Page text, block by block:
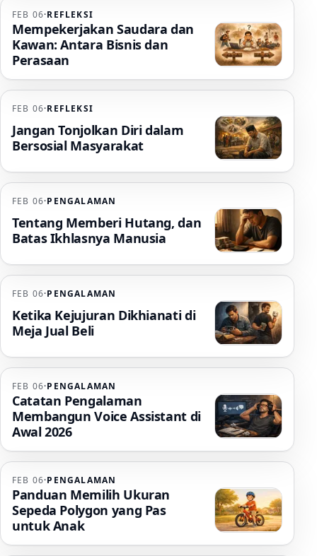
FEB 06·REFLEKSI
Mempekerjakan Saudara dan
Kawan: Antara Bisnis dan
Perasaan
FEB 06·REFLEKSI
Jangan Tonjolkan Diri dalam
Bersosial Masyarakat
FEB 06·PENGALAMAN
Tentang Memberi Hutang, dan
Batas Ikhlasnya Manusia
FEB 06·PENGALAMAN
Ketika Kejujuran Dikhianati di
Meja Jual Beli
FEB 06·PENGALAMAN
Catatan Pengalaman
Membangun Voice Assistant di
Awal 2026
FEB 06·PENGALAMAN
Panduan Memilih Ukuran
Sepeda Polygon yang Pas
untuk Anak